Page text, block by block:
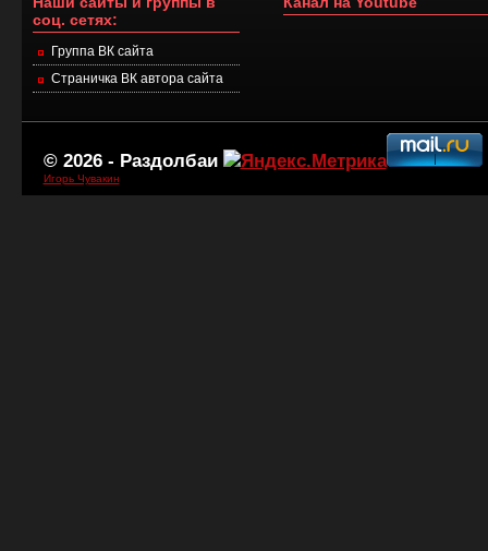
соц. сетях:
Группа ВК сайта
Страничка ВК автора сайта
© 2026 - Раздолбаи
Игорь Чувакин